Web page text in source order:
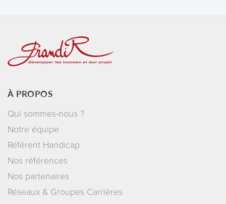
À PROPOS
Qui sommes-nous ?
Notre équipe
Référent Handicap
Nos références
Nos partenaires
Réseaux & Groupes Carrières